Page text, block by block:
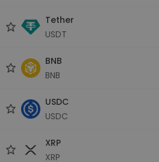
Tether
USDT
BNB
BNB
USDC
USDC
XRP
XRP